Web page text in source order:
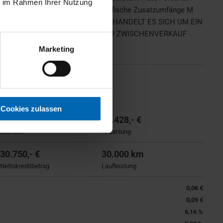
Rahmen Ihrer Nutzung
Marketing
Cookies zulassen
Sonnenschutzverglasung, Spezifische Zusatzumfänge M
BEI DIESEM FAHRZEUG HANDELT ES SICH UM EIN
ZENTRALLAGER. IRRTUM UND ZWISCHENVERKAUF
36 Monate
Laufzeit
12.428,- €
Anzahlung
30.750,- €
Nettokreditbetrag
30.000 km
Laufleistung
0,06 €
0,09 €
6,16 %